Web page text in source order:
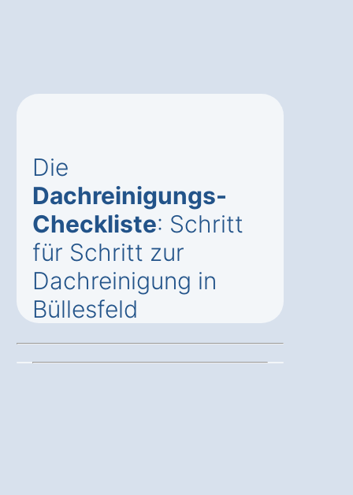
Die
Dachreinigungs-
Checkliste: Schritt
für Schritt zur
Dachreinigung in
Büllesfeld